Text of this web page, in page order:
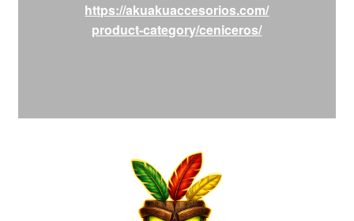
https://akuakuaccesorios.com/
product-category/ceniceros/